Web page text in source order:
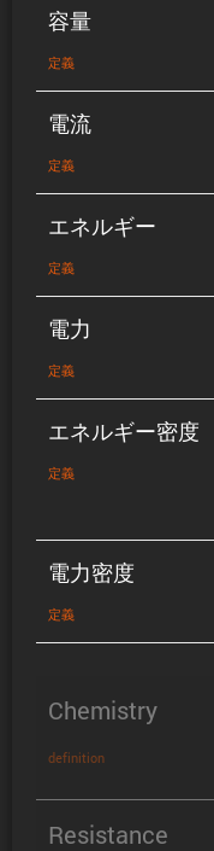
容量
定義
電流
定義
エネルギー
定義
電力
定義
エネルギー密度
定義
電力密度
定義
Chemistry
definition
Resistance